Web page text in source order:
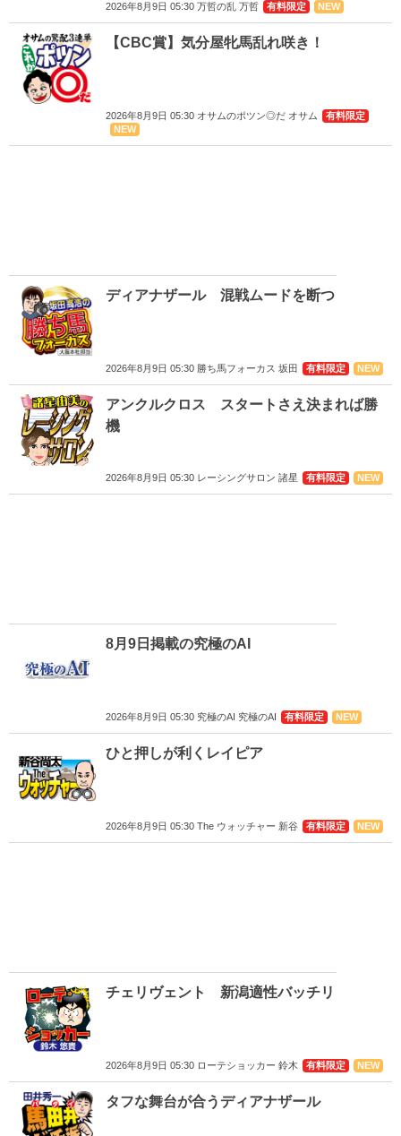
2026年8月9日 05:30 万哲の乱 万哲 有料限定 NEW
【CBC賞】気分屋牝馬乱れ咲き！
2026年8月9日 05:30 オサムのポツン◎だ オサム
有料限定
NEW
ディアナザール 混戦ムードを断つ
2026年8月9日 05:30 勝ち馬フォーカス 坂田 有料限定 NEW
アンクルクロス スタートさえ決まれば勝
機
2026年8月9日 05:30 レーシングサロン 諸星 有料限定 NEW
8月9日掲載の究極のAI
2026年8月9日 05:30 究極のAI 究極のAI 有料限定 NEW
ひと押しが利くレイピア
2026年8月9日 05:30 The ウォッチャー 新谷 有料限定 NEW
チェリヴェント 新潟適性バッチリ
2026年8月9日 05:30 ローテショッカー 鈴木 有料限定 NEW
タフな舞台が合うディアナザール